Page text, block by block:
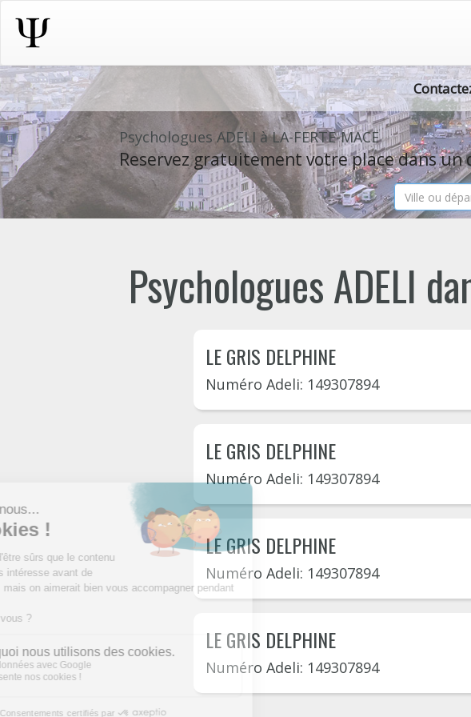
Psychologues ADELI à LA-FERTE-MACE
Reservez gratuitement votre place dans un
Psychologues ADELI
LE GRIS DELPHINE
Numéro Adeli: 149307894
LE GRIS DELPHINE
Numéro Adeli: 149307894
LE GRIS DELPHINE
Numéro Adeli: 149307894
LE GRIS DELPHINE
Numéro Adeli: 149307894